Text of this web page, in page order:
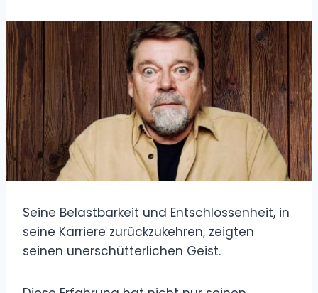
Seine Belastbarkeit und Entschlossenheit, in
seine Karriere zurückzukehren, zeigten
seinen unerschütterlichen Geist.